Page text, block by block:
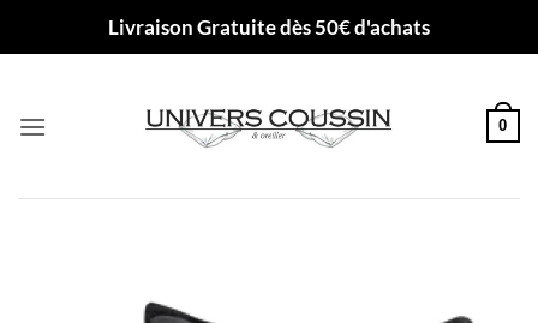
Livraison Gratuite dès 50€ d'achats
0